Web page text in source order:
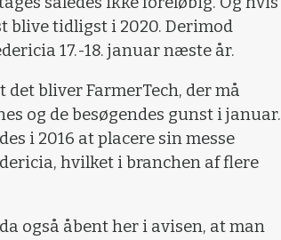
blive tidligst i 2020. Derimod
17.-18. januar næste år.
bliver FarmerTech, der må
og de besøgendes gunst i januar.
i 2016 at placere sin messe
hvilket i branchen af flere
også åbent her i avisen, at man